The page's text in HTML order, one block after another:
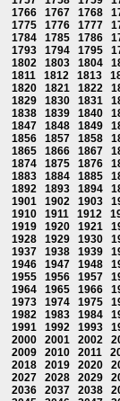
1766
1767 1768
1775
1776 1777
1784
1785 1786
1793
1794 1795
1802
1803 1804
1811
1812 1813
1820
1821 1822
1829
1830 1831
1838
1839 1840
1847
1848 1849
1856
1857 1858
1865
1866 1867
1874
1875 1876
1883
1884 1885
1892
1893 1894
1901
1902 1903
1910
1911 1912
1919
1920 1921
1928
1929 1930
1937
1938 1939
1946
1947 1948
1955
1956 1957
1964
1965 1966
1973
1974 1975
1982
1983 1984
1991
1992 1993
2000
2001 2002
2009
2010 2011
2018
2019 2020
2027
2028 2029
2036
2037 2038